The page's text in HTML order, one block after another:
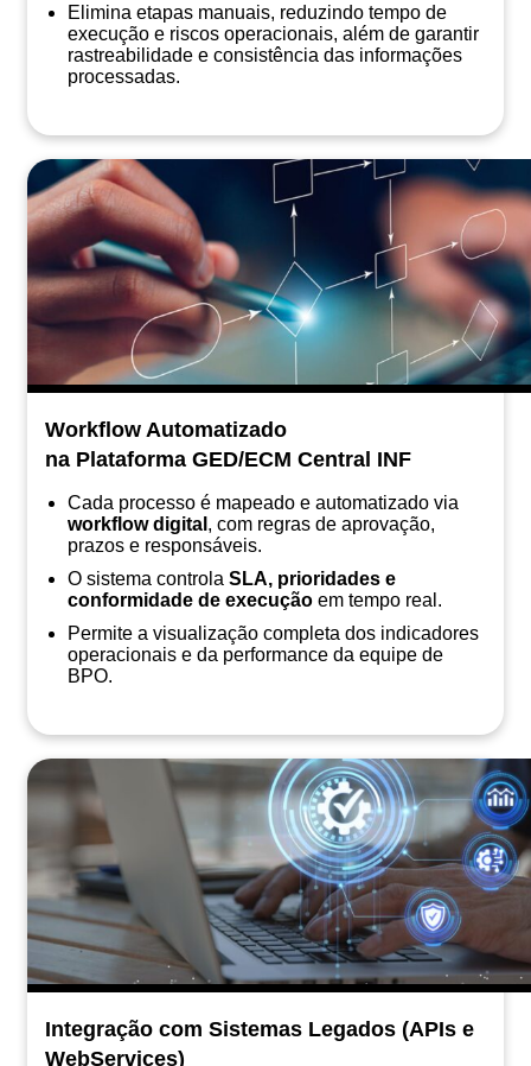
Elimina etapas manuais, reduzindo tempo de
execução e riscos operacionais, além de garantir
rastreabilidade e consistência das informações
processadas.
Workflow Automatizado
na Plataforma GED/ECM Central INF
Cada processo é mapeado e automatizado via
workflow digital , com regras de aprovação,
prazos e responsáveis.
O sistema controla SLA, prioridades e
conformidade de execução em tempo real.
Permite a visualização completa dos indicadores
operacionais e da performance da equipe de
BPO.
Integração com Sistemas Legados (APIs e
WebServices)